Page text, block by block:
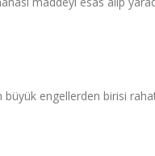
büyük engellerden birisi